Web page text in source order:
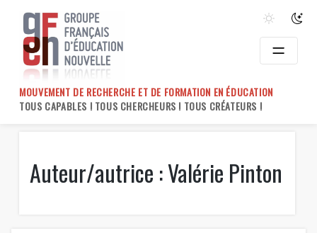
content
MOUVEMENT DE RECHERCHE ET DE FORMATION EN ÉDUCATION
TOUS CAPABLES ! TOUS CHERCHEURS ! TOUS CRÉATEURS !
Auteur/autrice :Valérie Pinton